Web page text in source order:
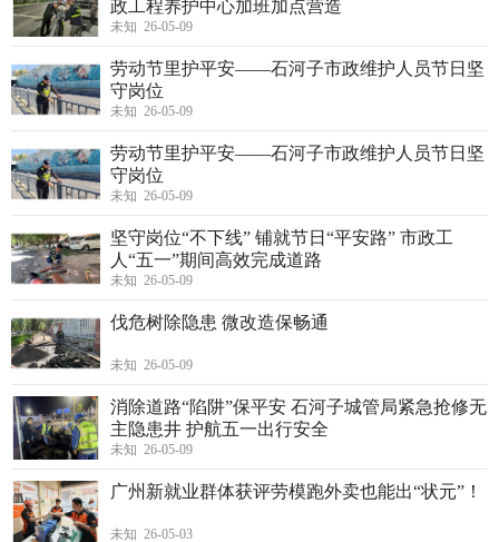
政工程养护中心加班加点营造
未知 26-05-09
劳动节里护平安——石河子市政维护人员节日坚
守岗位
未知 26-05-09
劳动节里护平安——石河子市政维护人员节日坚
守岗位
未知 26-05-09
坚守岗位“不下线” 铺就节日“平安路” 市政工
人“五一”期间高效完成道路
未知 26-05-09
伐危树除隐患 微改造保畅通
未知 26-05-09
消除道路“陷阱”保平安 石河子城管局紧急抢修无
主隐患井 护航五一出行安全
未知 26-05-09
广州新就业群体获评劳模跑外卖也能出“状元”！
未知 26-05-03